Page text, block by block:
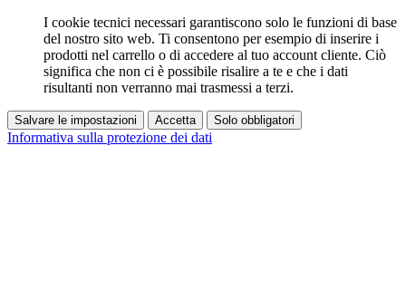
I cookie tecnici necessari garantiscono solo le funzioni di base
del nostro sito web. Ti consentono per esempio di inserire i
prodotti nel carrello o di accedere al tuo account cliente. Ciò
significa che non ci è possibile risalire a te e che i dati
risultanti non verranno mai trasmessi a terzi.
Salvare le impostazioni Accetta Solo obbligatori
Informativa sulla protezione dei dati